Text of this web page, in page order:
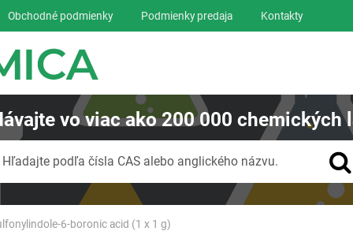
6-boronic acid (1 x 1 g)
Obchodné podmienky Podmienky predaja Kontakty
vo viac ako200 000 chemických
Hľadajte podľa čísla CAS alebo anglického názvu.